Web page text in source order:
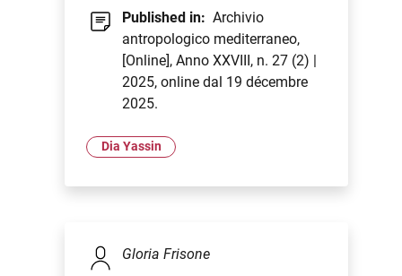
Published in: Archivio
antropologico mediterraneo,
[Online], Anno XXVIII, n. 27 (2) |
2025, online dal 19 décembre
2025.
Dia Yassin
Gloria Frisone